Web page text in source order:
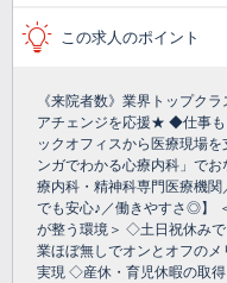
この求人のポイント
《来院者数》業界トップク
アチェンジを応援★ ◆仕事も
ックオフィスから医療現場
ンガでわかる心療内科」で
療内科・精神科専門医療機
でも安心♪／働きやすさ◎】
が整う環境＞ ◇土日祝休み
業ほぼ無しでオンとオフの
実現 ◇産休・育児休暇の取